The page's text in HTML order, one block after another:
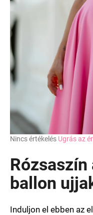
A
átlagos
értékelése
5-
ből
csillag.
Nincs értékelés Ugrás az
ballon
Induljon el ebben az